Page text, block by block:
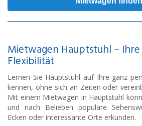
Mietwagen Hauptstuhl –
Flexibilität
Lernen Sie Hauptstuhl auf Ihre ganz
kennen, ohne sich an Zeiten oder
Mit einem Mietwagen in Hauptstuhl
und nach Belieben populäre
Ecken oder interessante Orte erkunden.